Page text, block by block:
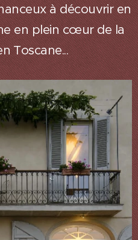
à découvrir en
en plein cœur de la
Toscane...